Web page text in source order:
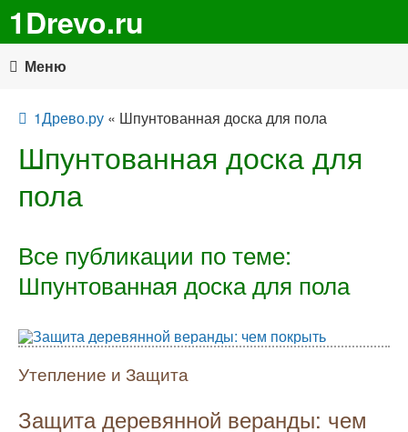
1Drevo.ru
Меню
1Древо.ру « Шпунтованная доска для пола
Шпунтованная доска для
пола
Все публикации по теме:
Шпунтованная доска для пола
Утепление и Защита
Защита деревянной веранды: чем